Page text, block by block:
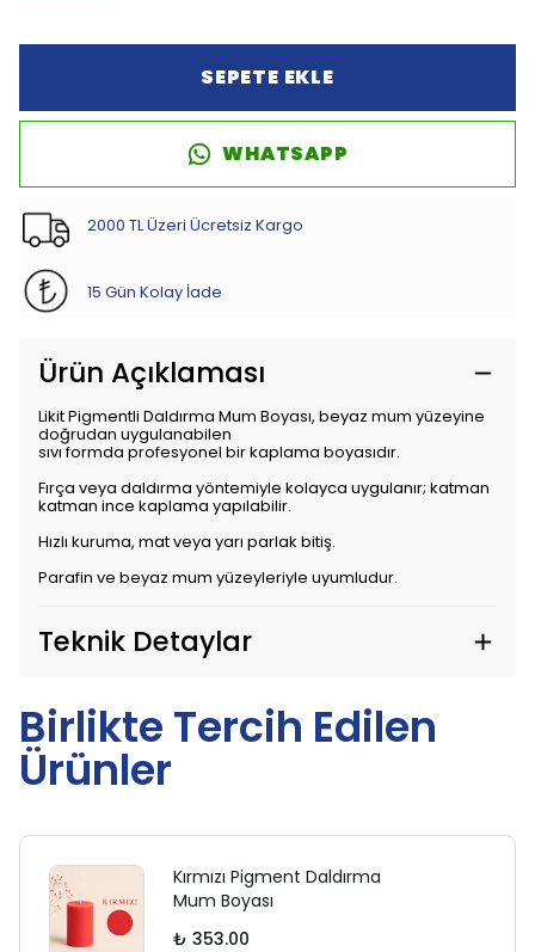
SEPETE EKLE
WHATSAPP
2000 TL Üzeri Ücretsiz Kargo
15 Gün Kolay İade
Ürün Açıklaması
Likit Pigmentli Daldırma Mum Boyası, beyaz mum yüzeyine
doğrudan uygulanabilen
sıvı formda profesyonel bir kaplama boyasıdır.
Fırça veya daldırma yöntemiyle kolayca uygulanır; katman
katman ince kaplama yapılabilir.
Hızlı kuruma, mat veya yarı parlak bitiş.
Parafin ve beyaz mum yüzeyleriyle uyumludur.
Teknik Detaylar
Birlikte Tercih Edilen
Ürünler
Kırmızı Pigment Daldırma
Mum Boyası
₺ 353.00